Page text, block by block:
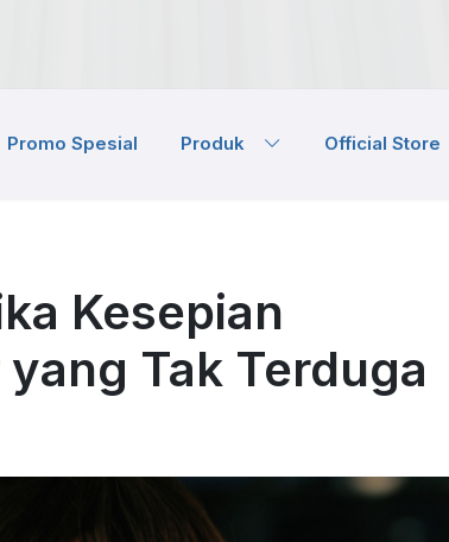
Promo Spesial Produk Official Store
Kesepian
Tak Terduga